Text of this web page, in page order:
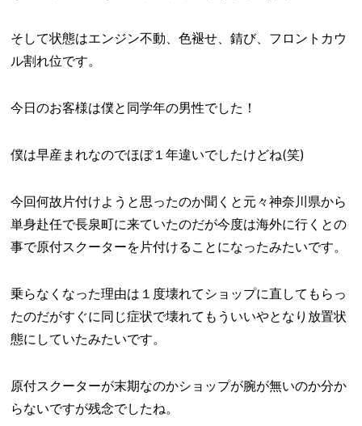
そして状態はエンジン不動、色褪せ、錆び、フロントカウ
ル割れ位です。
今日のお客様は僕と同学年の男性でした！
僕は早産まれなのでほぼ１年違いでしたけどね(笑)
今回何故片付けようと思ったのか聞くと元々神奈川県から
単身赴任で長泉町に来ていたのだが今度は海外に行くとの
事で原付スクーターを片付けることになったみたいです。
乗らなくなった理由は１度壊れてショップに直してもらっ
たのだがすぐに同じ症状で壊れてもういいやとなり放置状
態にしていたみたいです。
原付スクーターが末期なのかショップが腕が無いのか分か
らないですが残念でしたね。